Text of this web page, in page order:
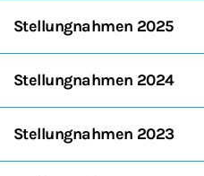
Stellungnahmen 2025
Stellungnahmen 2024
Stellungnahmen 2023